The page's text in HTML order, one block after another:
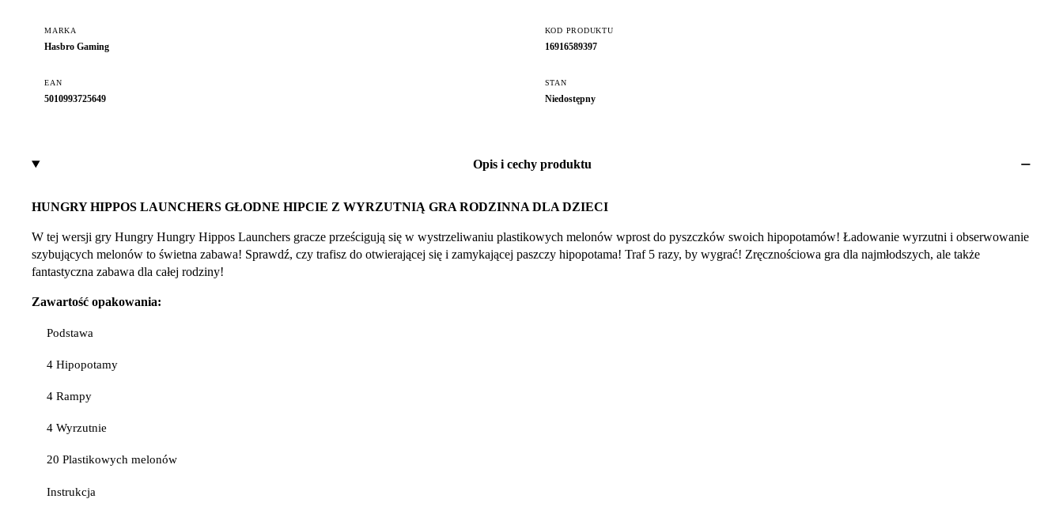
MARKA
Hasbro Gaming
KOD PRODUKTU
16916589397
EAN
5010993725649
STAN
Niedostępny
Opis i cechy produktu
HUNGRY HIPPOS LAUNCHERS GŁODNE HIPCIE Z WYRZUTNIĄ GRA RODZINNA DLA DZIECI
W tej wersji gry Hungry Hungry Hippos Launchers gracze prześcigują się w wystrzeliwaniu plastikowych melonów wprost do pyszczków swoich hipopotamów! Ładowanie wyrzutni i obserwowanie
szybujących melonów to świetna zabawa! Sprawdź, czy trafisz do otwierającej się i zamykającej paszczy hipopotama! Traf 5 razy, by wygrać! Zręcznościowa gra dla najmłodszych, ale także
fantastyczna zabawa dla całej rodziny!
Zawartość opakowania:
Podstawa
4 Hipopotamy
4 Rampy
4 Wyrzutnie
20 Plastikowych melonów
Instrukcja